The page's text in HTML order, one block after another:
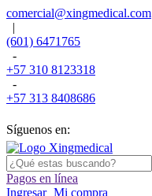
comercial@xingmedical.com
|
(601) 6471765
-
+57 310 8123318
-
+57 313 8408686
Síguenos en:
Pagos en línea
Ingresar Mi compra